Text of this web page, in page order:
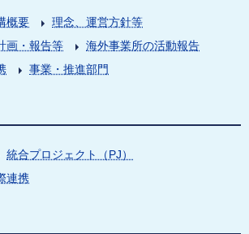
概要
理念、運営方針等
画・報告等
海外事業所の活動報告
事業・推進部門
統合プロジェクト（PJ）
連携